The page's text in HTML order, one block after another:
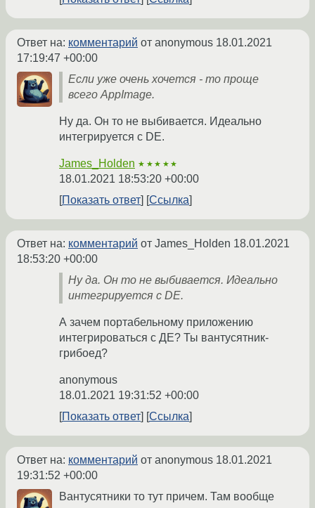
Ответ на: комментарий от anonymous 18.01.2021
17:19:47 +00:00
Если уже очень хочется - то проще
всего AppImage.
Ну да. Он то не выбивается. Идеально
интегрируется с DE.
James_Holden ★★★★★
18.01.2021 18:53:20 +00:00
Показать ответ
Ссылка
Ответ на: комментарий от James_Holden 18.01.2021
18:53:20 +00:00
Ну да. Он то не выбивается. Идеально
интегрируется с DE.
А зачем портабельному приложению
интегрироваться с ДЕ? Ты вантусятник-
грибоед?
anonymous
18.01.2021 19:31:52 +00:00
Показать ответ
Ссылка
Ответ на: комментарий от anonymous 18.01.2021
19:31:52 +00:00
Вантусятники то тут причем. Там вообще